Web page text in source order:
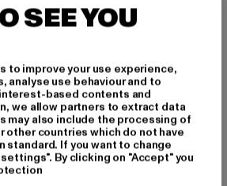
EUR 19,99 EUR
URBAN CLASSICS
Tall Tee
SEE YOU
to improve your use experience,
analyse use behaviour and to
based contents and
we allow partners to extract data
may also include the processing of
other countries which do not have
standard. If you want to change
By clicking on "Accept" you